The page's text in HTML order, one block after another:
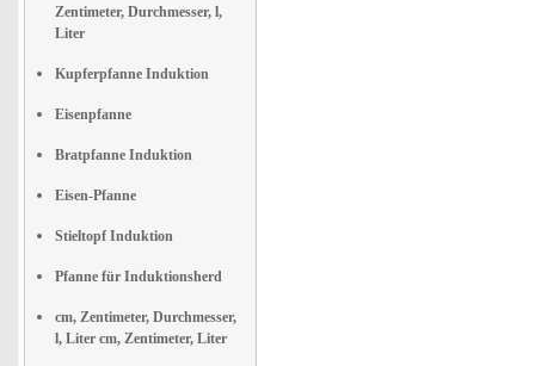
Zentimeter, Durchmesser, l,
Liter
Kupferpfanne Induktion
Eisenpfanne
Bratpfanne Induktion
Eisen-Pfanne
Stieltopf Induktion
Pfanne für Induktionsherd
cm, Zentimeter, Durchmesser,
l, Liter cm, Zentimeter, Liter